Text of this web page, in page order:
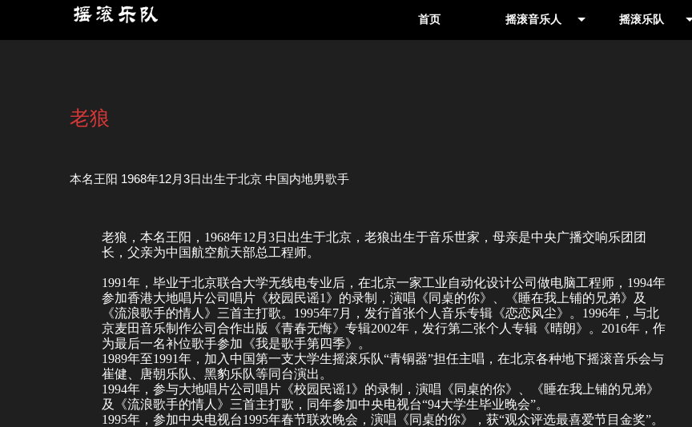
首页 摇滚音乐人 摇滚乐队
老狼
本名王阳 1968年12月3日出生于北京 中国内地男歌手
老狼，本名王阳 ，1968年12月3日出生于北京 ，老狼出生于音乐世家，母亲是中央广播交响乐团团
长，父亲为中国航空航天部总工程师。
1991年，毕业于北京联合大学无线电专业后，在北京一家工业自动化设计公司做电脑工程师，1994年
参加香港大地唱片公司唱片《校园民谣1》的录制，演唱《同桌的你》、《睡在我上铺的兄弟》及
《流浪歌手的情人 》三首主打歌。1995年7月，发行首张个人音乐专辑《恋恋风尘》。1996年，与北
京麦田音乐制作公司合作出版《青春无悔》专辑2002年，发行第二张个人专辑《晴朗》。2016年，作
为最后一名补位歌手参加《我是歌手第四季》。
1989年至1991年，加入中国第一支大学生摇滚乐队“青铜器”担任主唱，在北京各种地下摇滚音乐会与
崔健
唐朝乐队 黑豹乐队等同台演出。
1994年，参与大地唱片公司唱片《校园民谣1》的录制，演唱《同桌的你》、《睡在我上铺的兄弟》
及《流浪歌手的情人 》三首主打歌，同年参加中央电视台“94大学生毕业晚会”。
1995年，参加中央电视台1995年春节联欢晚会，演唱《同桌的你》，获“观众评选最喜爱节目金奖”。